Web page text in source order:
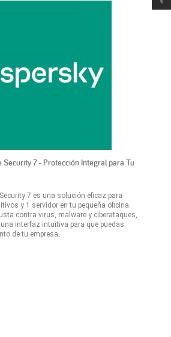
7 - Protección Integral para Tu
7 es una solución eficaz para
y 1 servidor en tu pequeña oficina.
contra virus, malware y ciberataques,
interfaz intuitiva para que puedas
de tu empresa.